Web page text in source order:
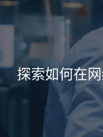
探索如何在